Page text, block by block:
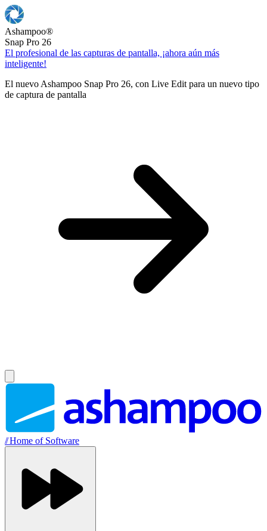
Ashampoo®
Snap Pro 26
El profesional de las capturas de pantalla, ¡ahora aún más
inteligente!
El nuevo Ashampoo Snap Pro 26, con Live Edit para un nuevo tipo
de captura de pantalla
//Home of Software